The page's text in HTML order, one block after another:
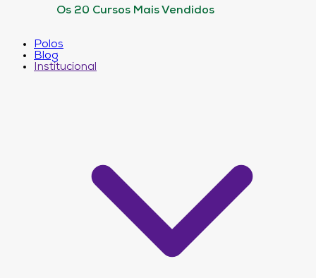
Os 20 Cursos Mais Vendidos
Polos
Blog
Institucional